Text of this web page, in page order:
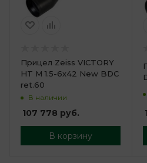
Прицел Zeiss VICTORY
HT M 1.5-6х42 New BDC
ret.60
В наличии
107 778 руб.
В корзину